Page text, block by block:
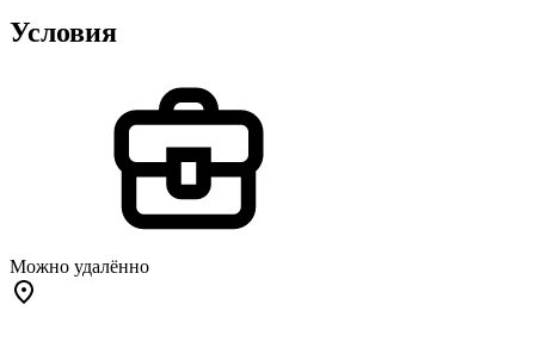
Условия
Можно удалённо